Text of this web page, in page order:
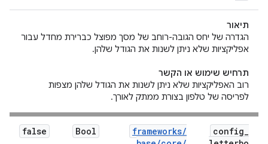
תיאור
הגדרה של יחס הגובה-רוחב של מסך מפוצל כברירת מחדל עבור
אפליקציות שלא ניתן לשנות את הגודל שלהן.
תרחיש שימוש או הקשר
רוב האפליקציות שלא ניתן לשנות את הגודל שלהן מצפות
לפריסה של טלפון בצורת ממתק לאורך.
config_
frameworks/
Bool
false